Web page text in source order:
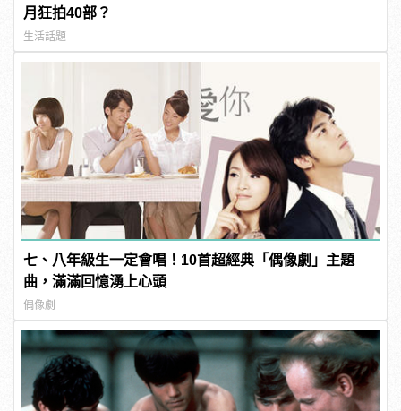
月狂拍40部？
生活話題
七、八年級生一定會唱！10首超經典「偶像劇」主題
曲，滿滿回憶湧上心頭
偶像劇